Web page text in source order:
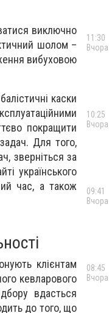
виключно
шолом –
вибуховою
каски
покращити
Для того,
зверніться за
українського
час, а також
клієнтам
кевларового
вдасться
до того, що
11:30
Вчора
10:25
Вчора
09:41
Вчора
08:45
Вчора